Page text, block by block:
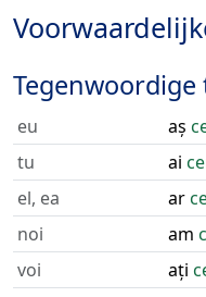
Tegenwoordige
eu aș
tu
ai
el, ea
ar
noi
am
voi
ați